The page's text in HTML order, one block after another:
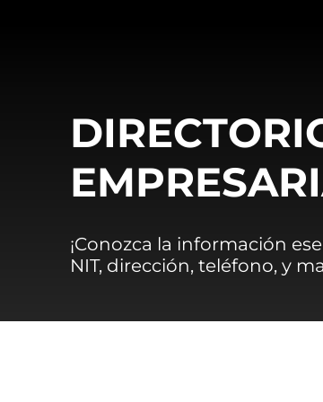
¡Conozca la información
NIT, dirección, teléfono, y